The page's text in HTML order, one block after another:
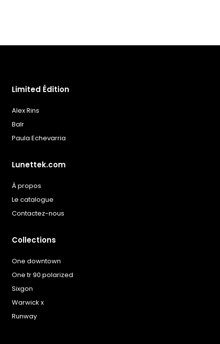
Limited Édition
Alex Rins
Balr
Paula Echevarria
Lunettek.com
À propos
Le catalogue
Contactez-nous
Collections
One downtown
One tr 90 polarized
Sixgon
Warwick x
Runway